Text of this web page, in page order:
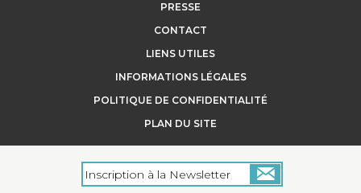
PRESSE
CONTACT
LIENS UTILES
INFORMATIONS LÉGALES
POLITIQUE DE CONFIDENTIALITÉ
PLAN DU SITE